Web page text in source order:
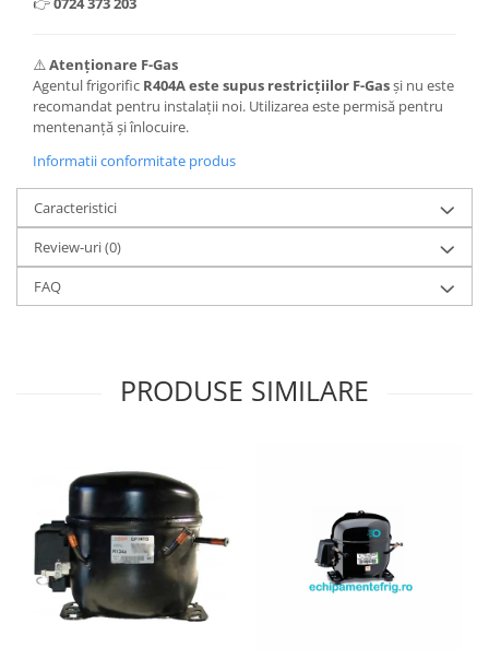
⚠️ Atenționare F-Gas
Agentul frigorific R404A este supus restricțiilor F-Gasși nu este
recomandat pentru instalații noi. Utilizarea este permisă pentru
mentenanță și înlocuire.
Informatii conformitate produs
Caracteristici
Review-uri(0)
FAQ
PRODUSE SIMILARE